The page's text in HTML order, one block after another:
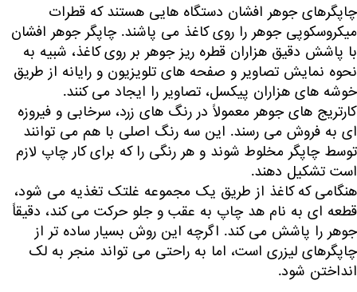
چاپگرهای جوهر افشان دستگاه هایی هستند که قطرات
میکروسکوپی جوهر را روی کاغذ می پاشند. چاپگر جوهر افشان
با پاشش دقیق هزاران قطره ریز جوهر بر روی کاغذ، شبیه به
نحوه نمایش تصاویر و صفحه های تلویزیون و رایانه از طریق
خوشه های هزاران پیکسل، تصاویر را ایجاد می کنند.
کارتریج های جوهر معمولاً در رنگ های زرد، سرخابی و فیروزه
ای به فروش می رسند. این سه رنگ اصلی با هم می توانند
توسط چاپگر مخلوط شوند و هر رنگی را که برای کار چاپ لازم
است تشکیل دهند.
هنگامی که کاغذ از طریق یک مجموعه غلتک تغذیه می شود،
قطعه ای به نام هد چاپ به عقب و جلو حرکت می کند، دقیقاً
جوهر را پاشش می کند. اگرچه این روش بسیار ساده تر از
چاپگرهای لیزری است، اما به راحتی می تواند منجر به لک
انداختن شود.